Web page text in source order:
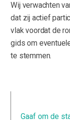
Wij verwachten
dat zij actief
vlak voordat de
gids om
te stemmen.
Gaaf om de